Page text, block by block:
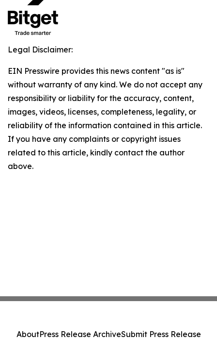
Legal Disclaimer:
EIN Presswire provides this news content "as is"
without warranty of any kind. We do not accept any
responsibility or liability for the accuracy, content,
images, videos, licenses, completeness, legality, or
reliability of the information contained in this article.
If you have any complaints or copyright issues
related to this article, kindly contact the author
above.
AboutPress Release ArchiveSubmit Press Release